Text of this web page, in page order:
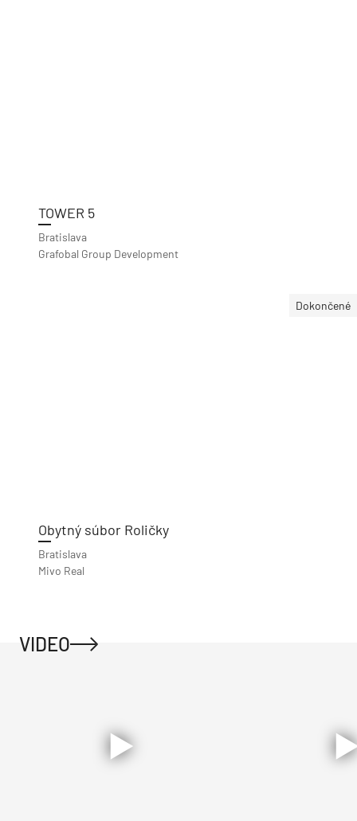
TOWER 5
Bratislava
Grafobal Group Development
Dokončené
Obytný súbor Roličky
Bratislava
Mivo Real
VIDEO